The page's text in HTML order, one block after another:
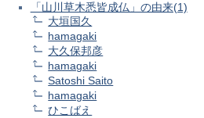
「山川草木悉皆成仏」の由来(1)
大垣国久
hamagaki
大久保邦彦
hamagaki
Satoshi Saito
hamagaki
ひこばえ